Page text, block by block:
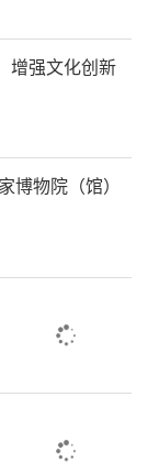
增强文化创新
物院（馆）